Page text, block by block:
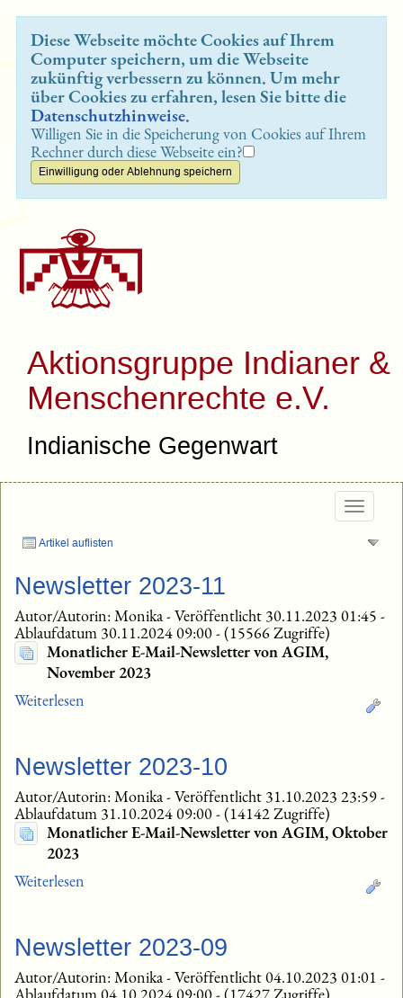
Diese Webseite möchte Cookies auf Ihrem
Computer speichern, um die Webseite
zukünftig verbessern zu können. Um mehr
über Cookies zu erfahren, lesen Sie bitte die
Datenschutzhinweise.
Willigen Sie in die Speicherung von Cookies auf Ihrem
Rechner durch diese Webseite ein?
Aktionsgruppe Indianer &
Menschenrechte e.V.
Indianische Gegenwart
Artikel auflisten
Newsletter 2023-11
Autor/Autorin: Monika-Veröffentlicht 30.11.2023 01:45 -
Ablaufdatum 30.11.2024 09:00-(15566 Zugriffe)
Monatlicher E-Mail-Newsletter von AGIM,
November 2023
Weiterlesen
Newsletter 2023-10
Autor/Autorin: Monika-Veröffentlicht 31.10.2023 23:59-
Ablaufdatum 31.10.2024 09:00-(14142 Zugriffe)
Monatlicher E-Mail-Newsletter von AGIM, Oktober
2023
Weiterlesen
Newsletter 2023-09
Autor/Autorin: Monika-Veröffentlicht 04.10.2023 01:01 -